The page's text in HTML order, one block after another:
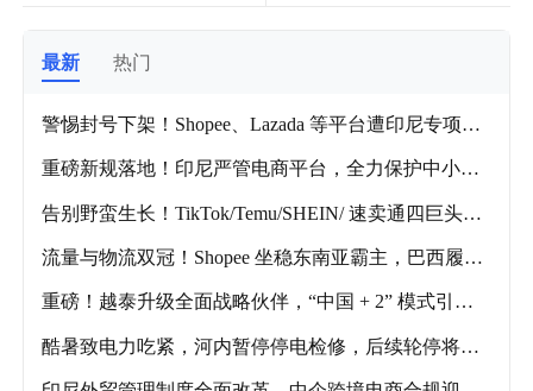
最新
热门
警惕封号下架！Shopee、Lazada 等平台遭印尼专项合
重磅新规落地！印尼严管电商平台，全力保护中小微
告别野蛮生长！TikTok/Temu/SHEIN/ 速卖通四巨头重
流量与物流双冠！Shopee 坐稳东南亚霸主，巴西履约
重磅！越泰升级全面战略伙伴，“中国 + 2” 模式引爆
酷暑致电力吃紧，河内暂停停电检修，后续轮停将影